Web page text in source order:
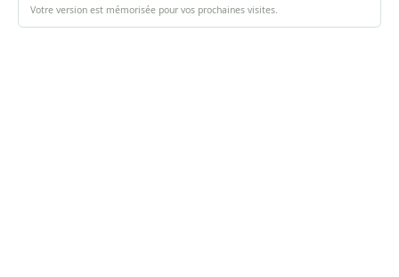
Votre version est mémorisée pour vos prochaines visites.